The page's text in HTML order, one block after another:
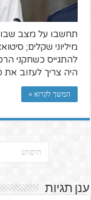
תחשבו על מצב שבו
מיליוני שקלים;
להתגייס כשחקני
היה צריך לעזוב את
המשך לקרוא »
ענן תגיות